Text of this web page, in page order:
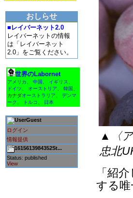
おしらせ
■レイバーネット2.0
レイバーネットの情報
は「レイバーネット
2.0」をご覧ください。
世界のLabornet
アメリカ 中国 イギリス
ドイツ
オーストリア 韓国
カナダオーストラリア
デンマ
ーク
トルコ 日本
Guest
ログイン
情報提供
1615613984352St...
Status: published
View
▲〈
忠北
「紹
する